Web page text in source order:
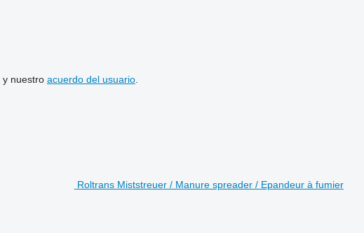
y nuestro acuerdo del usuario.
Roltrans Miststreuer / Manure spreader / Epandeur à fumier